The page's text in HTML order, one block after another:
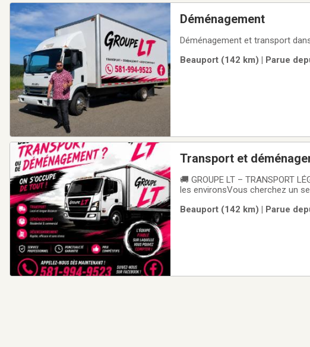
Déménagement
Déménagement et transport
Beauport (142 km) | Parue
Transport et
🚚 GROUPE LT – TRANSPORT
les environsVous cherchez un
marchandises✅ Petits et grands
Beauport (142 km) | Parue